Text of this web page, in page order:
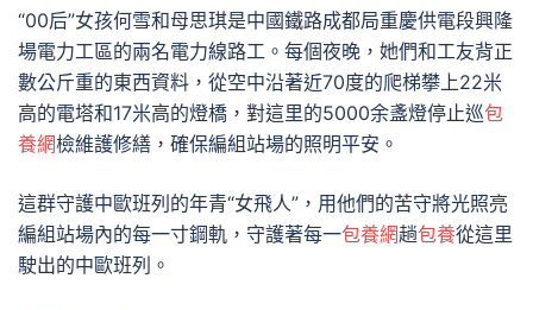
“00后”女孩何雪和母思琪是中國鐵路成都局重慶供電段興隆
場電力工區的兩名電力線路工。每個夜晚，她們和工友背正
數公斤重的東西資料，從空中沿著近70度的爬梯攀上22米
高的電塔和17米高的燈橋，對這里的5000余盞燈停止巡包
養網檢維護修繕，確保編組站場的照明平安。
這群守護中歐班列的年青“女飛人”，用他們的苦守將光照亮
編組站場內的每一寸鋼軌，守護著每一包養網趟包養從這里
駛出的中歐班列。